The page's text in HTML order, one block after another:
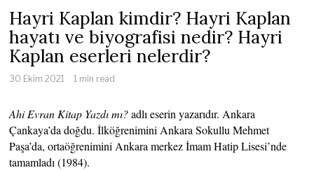
Hayri Kaplan kimdir? Hayri Kaplan
hayatı ve biyografisi nedir? Hayri
Kaplan eserleri nelerdir?
30 Ekim 2021 1 min read
Ahi Evran Kitap Yazdı mı?adlı eserin yazarıdır. Ankara
Çankaya’da doğdu. İlköğrenimini Ankara Sokullu Mehmet
Paşa’da, ortaöğrenimini Ankara merkez İmam Hatip Lisesi’nde
tamamladı (1984).